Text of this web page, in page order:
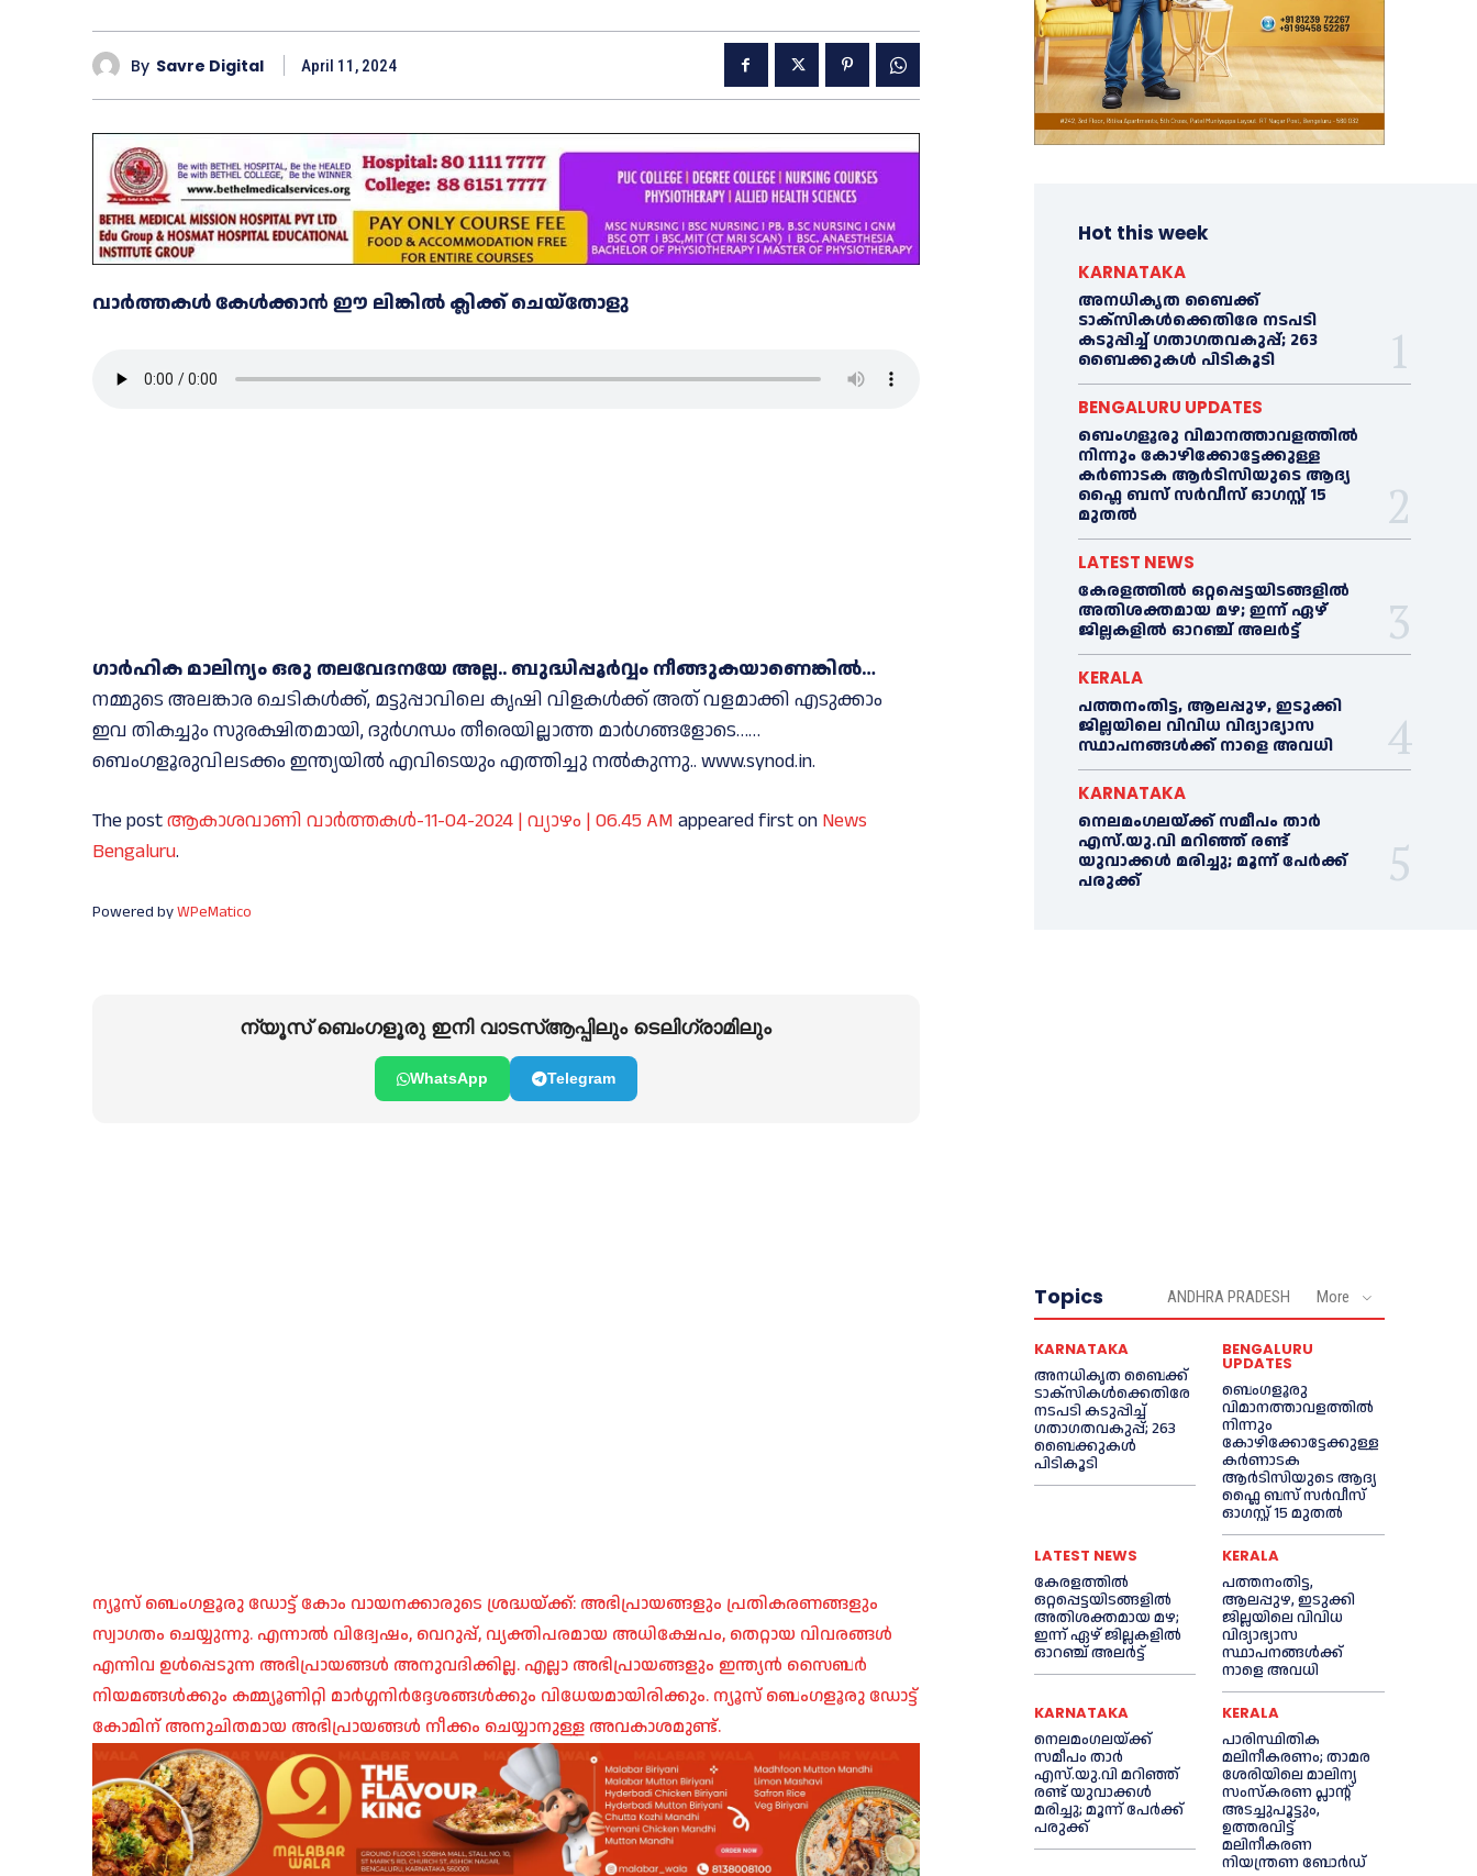
By Savre Digital April 11, 2024
വാർത്തകൾ കേൾക്കാൻ ഈ ലിങ്കിൽ ക്ലിക്ക് ചെയ്തോളു
ഗാർഹിക മാലിന്യം ഒരു തലവേദനയേ അല്ല.. ബുദ്ധിപ്പൂർവ്വം നീങ്ങുകയാണെങ്കിൽ…
നമ്മുടെ അലങ്കാര ചെടികൾക്ക്, മട്ടുപ്പാവിലെ കൃഷി വിളകൾക്ക് അത് വളമാക്കി എടുക്കാം
ഇവ തികച്ചും സുരക്ഷിതമായി, ദുർഗന്ധം തീരെയില്ലാത്ത മാർഗങ്ങളോടെ……
ബെംഗളൂരുവിലടക്കം ഇന്ത്യയിൽ എവിടെയും എത്തിച്ചു നൽകുന്നു.. www.synod.in.
The postആകാശവാണി വാര്‍ത്തകള്‍-11-04-2024 | വ്യാഴം | 06.45 AM appeared first on News
Bengaluru.
Powered byWPeMatico
ന്യൂസ് ബെംഗളൂരു ഇനി വാടസ്ആപ്പിലും ടെലിഗ്രാമിലും
WhatsApp Telegram
ന്യൂസ് ബെംഗളൂരു ഡോട്ട് കോം വായനക്കാരുടെ ശ്രദ്ധയ്ക്ക്: അഭിപ്രായങ്ങളും പ്രതികരണങ്ങളും
സ്വാഗതം ചെയ്യുന്നു. എന്നാൽ വിദ്വേഷം, വെറുപ്പ്, വ്യക്തിപരമായ അധിക്ഷേപം, തെറ്റായ വിവരങ്ങൾ
എന്നിവ ഉൾപ്പെടുന്ന അഭിപ്രായങ്ങൾ അനുവദിക്കില്ല. എല്ലാ അഭിപ്രായങ്ങളും ഇന്ത്യൻ സൈബർ
നിയമങ്ങൾക്കും കമ്മ്യൂണിറ്റി മാർഗ്ഗനിർദ്ദേശങ്ങൾക്കും വിധേയമായിരിക്കും. ന്യൂസ് ബെംഗളൂരു ഡോട്ട്
കോമിന് അനുചിതമായ അഭിപ്രായങ്ങൾ നീക്കം ചെയ്യാനുള്ള അവകാശമുണ്ട്.
Hot this week
KARNATAKA
അനധികൃത ബൈക്ക്
ടാക്‌സികൾക്കെതിരേ നടപടി
കടുപ്പിച്ച് ഗതാഗതവകുപ്പ്; 263
ബൈക്കുകള്‍ പിടികൂടി
BENGALURU UPDATES
ബെംഗളൂരു വിമാനത്താവളത്തിൽ
നിന്നും കോഴിക്കോട്ടേക്കുള്ള
കർണാടക ആർടിസിയുടെ ആദ്യ
ഫ്ലൈ ബസ് സര്‍വീസ് ഓഗസ്റ്റ് 15
മുതല്‍
LATEST NEWS
കേരളത്തില്‍ ഒറ്റപ്പെട്ടയിടങ്ങളില്‍
അതിശക്തമായ മഴ; ഇന്ന് ഏഴ്
ജില്ലകളില്‍ ഓറഞ്ച് അലര്‍ട്ട്
KERALA
പത്തനംതിട്ട, ആലപ്പുഴ, ഇടുക്കി
ജില്ലയിലെ വിവിധ വിദ്യാഭ്യാസ
സ്ഥാപനങ്ങള്‍ക്ക് നാളെ അവധി
KARNATAKA
നെലമംഗലയ്ക്ക് സമീപം താർ
എസ്‌.യു.വി മറിഞ്ഞ് രണ്ട്
യുവാക്കൾ മരിച്ചു; മൂന്ന് പേർക്ക്
പരുക്ക്
Topics ANDHRA PRADESH More
KARNATAKA
അനധികൃത ബൈക്ക്
ടാക്‌സികൾക്കെതിരേ
നടപടി കടുപ്പിച്ച്
ഗതാഗതവകുപ്പ്; 263
ബൈക്കുകള്‍
പിടികൂടി
BENGALURU
UPDATES
ബെംഗളൂരു
വിമാനത്താവളത്തിൽ
നിന്നും
കോഴിക്കോട്ടേക്കുള്ള
കർണാടക
ആർടിസിയുടെ ആദ്യ
ഫ്ലൈ ബസ് സര്‍വീസ്
ഓഗസ്റ്റ് 15 മുതല്‍
LATEST NEWS
കേരളത്തില്‍
ഒറ്റപ്പെട്ടയിടങ്ങളില്‍
അതിശക്തമായ മഴ;
ഇന്ന് ഏഴ് ജില്ലകളില്‍
ഓറഞ്ച് അലര്‍ട്ട്
KERALA
പത്തനംതിട്ട,
ആലപ്പുഴ, ഇടുക്കി
ജില്ലയിലെ വിവിധ
വിദ്യാഭ്യാസ
സ്ഥാപനങ്ങള്‍ക്ക്
നാളെ അവധി
KARNATAKA
നെലമംഗലയ്ക്ക്
സമീപം താർ
എസ്‌.യു.വി മറിഞ്ഞ്
രണ്ട് യുവാക്കൾ
മരിച്ചു; മൂന്ന് പേർക്ക്
പരുക്ക്
KERALA
പാരിസ്ഥിതിക
മലിനീകരണം; താമര
ശേരിയിലെ മാലിന്യ
സംസ്കരണ പ്ലാന്റ്
അടച്ചുപൂട്ടും,
ഉത്തരവിട്ട്
മലിനീകരണ
നിയന്ത്രണ ബോർഡ്